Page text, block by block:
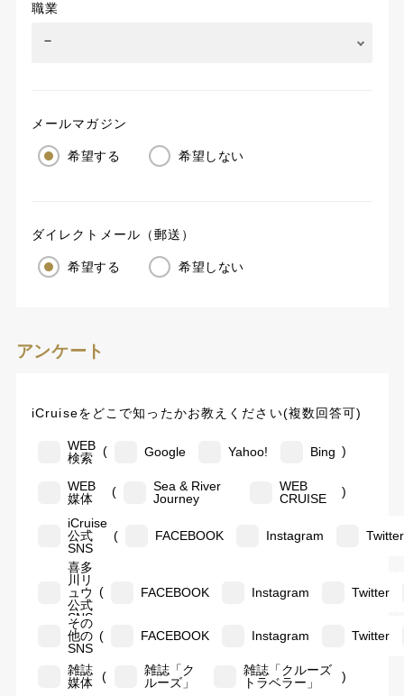
職業
メールマガジン
希望する 希望しない
ダイレクトメール（郵送）
希望する 希望しない
アンケート
iCruiseをどこで知ったかお教えください(複数回答可)
WEB
検索
( Google Yahoo! Bing )
WEB
媒体
(
Sea & River
Journey
WEB
CRUISE
)
iCruise
公式
SNS
( FACEBOOK Instagram Twitter
喜多
川リ
ュウ
公式
SNS
( FACEBOOK Instagram Twitter
その
他の
SNS
( FACEBOOK Instagram Twitter
雑誌
媒体
(
雑誌「ク
ルーズ」
雑誌「クルーズ
トラベラー」
)